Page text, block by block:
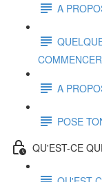
A
COMMENCER
A
POSE
QU'EST-CE